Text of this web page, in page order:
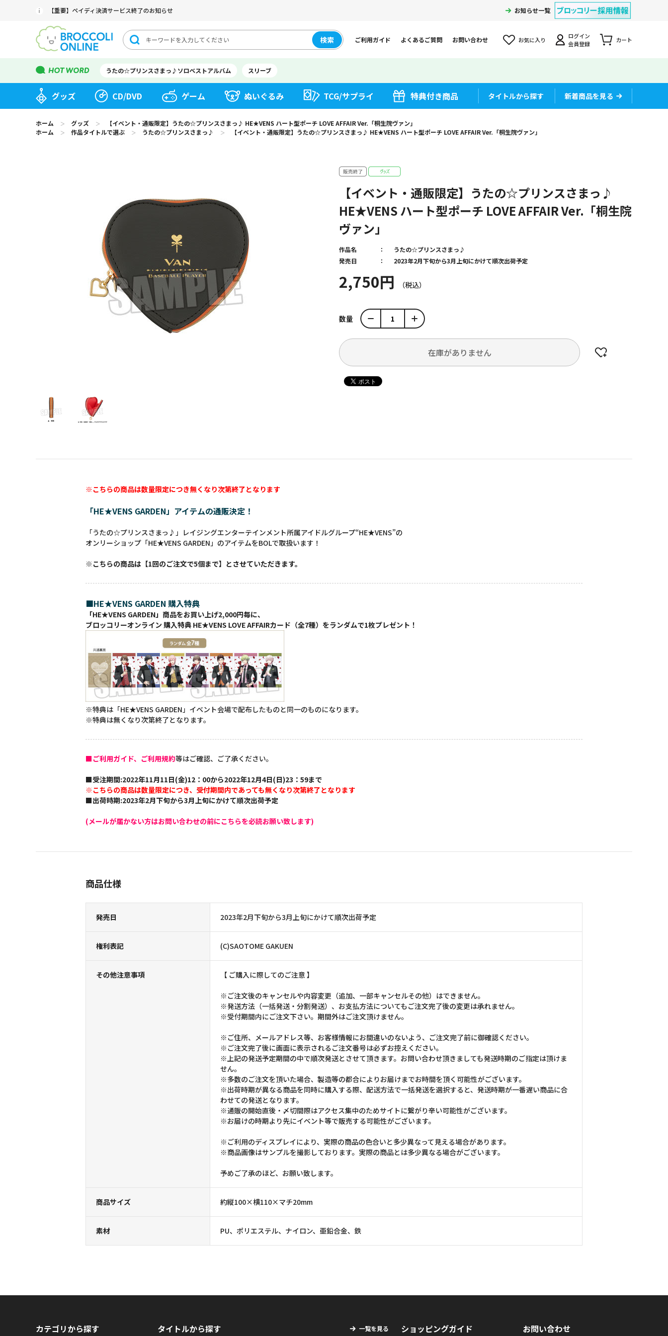
【重要】ペイディ決済サービス終了のお知らせ お知らせ一覧
検索 ご利用ガイド よくあるご質問 お問い合わせ お気に入り
ログイン
会員登録
カート
うたの☆プリンスさまっ♪ソロベストアルバム スリーブ
グッズ CD/DVD ゲーム ぬいぐるみ TCG/サプライ 特典付き商品 タイトルから探す 新着商品を見る
ホーム ＞ グッズ ＞
【イベント・通販限定】うたの☆プリンスさまっ♪ HE★VENS ハート型ポーチ LOVE AFFAIR Ver.「桐生院ヴァン」
ホーム
＞ 作品タイトルで選ぶ ＞ うたの☆プリンスさまっ♪ ＞ 【イベント・通販限定】うたの☆プリンスさまっ♪ HE★VENS ハート型ポーチ LOVE AFFAIR Ver.「桐生院ヴァン」
【イベント・通販限定】うたの☆プリンスさまっ♪
HE★VENS ハート型ポーチ LOVE AFFAIR Ver.「桐生院
ヴァン」
2,750円
作品名
うたの☆プリンスさまっ♪
発売日
2023年2月下旬から3月上旬にかけて順次出荷予定
数量
在庫がありません
※こちらの商品は数量限定につき無くなり次第終了となります
「HE★VENS GARDEN」アイテムの通販決定！
「うたの☆プリンスさまっ♪」レイジングエンターテインメント所属アイドルグループ“HE★VENS”の
オンリーショップ「HE★VENS GARDEN」のアイテムをBOLで取扱います！
※こちらの商品は【1回のご注文で5個まで】とさせていただきます。
■HE★VENS GARDEN 購入特典
「HE★VENS GARDEN」商品をお買い上げ2,000円毎に、
ブロッコリーオンライン 購入特典 HE★VENS LOVE AFFAIRカード（全7種）をランダムで1枚プレゼント！
※特典は「HE★VENS GARDEN」イベント会場で配布したものと同一のものになります。
※特典は無くなり次第終了となります。
■ご利用ガイド、ご利用規約等はご確認、ご了承ください。
■受注期間:2022年11月11日(金)12：00から2022年12月4日(日)23：59まで
※こちらの商品は数量限定につき、受付期間内であっても無くなり次第終了となります
■出荷時期:2023年2月下旬から3月上旬にかけて順次出荷予定
(メールが届かない方はお問い合わせの前にこちらを必読お願い致します)
商品仕様
発売日 2023年2月下旬から3月上旬にかけて順次出荷予定
権利表記 (C)SAOTOME GAKUEN
その他注意事項 【 ご購入に際してのご注意 】
※ご注文後のキャンセルや内容変更（追加、一部キャンセルその他）はできません。
※発送方法（一括発送・分割発送）、お支払方法についてもご注文完了後の変更は承れません。
※受付期間内にご注文下さい。期間外はご注文頂けません。
※ご住所、メールアドレス等、お客様情報にお間違いのないよう、ご注文完了前に御確認ください。
※ご注文完了後に画面に表示されるご注文番号は必ずお控えください。
※上記の発送予定期間の中で順次発送とさせて頂きます。お問い合わせ頂きましても発送時期のご指定は頂けま
せん。
※多数のご注文を頂いた場合、製造等の都合によりお届けまでお時間を頂く可能性がございます。
※出荷時期が異なる商品を同時に購入する際、配送方法で一括発送を選択すると、発送時期が一番遅い商品に合
わせての発送となります。
※通販の開始直後・〆切間際はアクセス集中のためサイトに繋がり辛い可能性がございます。
※お届けの時期より先にイベント等で販売する可能性がございます。
※ご利用のディスプレイにより、実際の商品の色合いと多少異なって見える場合があります。
※商品画像はサンプルを撮影しております。実際の商品とは多少異なる場合がございます。
予めご了承のほど、お願い致します。
商品サイズ 約縦100×横110×マチ20mm
素材 PU、ポリエステル、ナイロン、亜鉛合金、鉄
カテゴリから探す タイトルから探す 一覧を見る ショッピングガイド お問い合わせ